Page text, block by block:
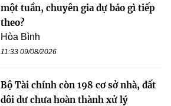
một tuần, chuyên gia dự báo gì tiếp
theo?
Hòa Bình
11:33 09/08/2026
Bộ Tài chính còn 198 cơ sở nhà, đất
dôi dư chưa hoàn thành xử lý